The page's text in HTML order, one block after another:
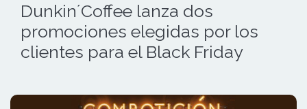
Dunkin´Coffee lanza dos
promociones elegidas por los
clientes para el Black Friday